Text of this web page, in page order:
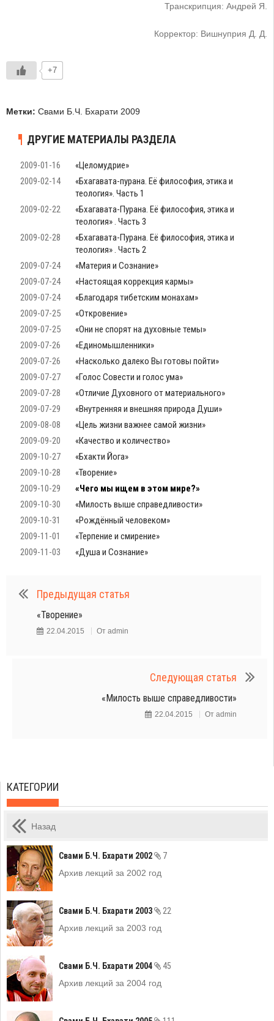
Транскрипция: Андрей Я.
Корректор: Вишнуприя Д. Д.
+7
Метки: Свами Б.Ч. Бхарати 2009
ДРУГИЕ МАТЕРИАЛЫ РАЗДЕЛА
2009-01-16
«Целомудрие»
2009-02-14
«Бхагавата-пурана. Её философия, этика и
теология». Часть 1
2009-02-22
«Бхагавата-Пурана. Её философия, этика и
теология» . Часть 3
2009-02-28
«Бхагавата-Пурана. Её философия, этика и
теология» . Часть 2
2009-07-24
«Материя и Сознание»
2009-07-24
«Настоящая коррекция кармы»
2009-07-24
«Благодаря тибетским монахам»
2009-07-25
«Откровение»
2009-07-25
«Они не спорят на духовные темы»
2009-07-26
«Единомышленники»
2009-07-26
«Насколько далеко Вы готовы пойти»
2009-07-27
«Голос Совести и голос ума»
2009-07-28
«Отличие Духовного от материального»
2009-07-29
«Внутренняя и внешняя природа Души»
2009-08-08
«Цель жизни важнее самой жизни»
2009-09-20
«Качество и количество»
2009-10-27
«Бхакти Йога»
2009-10-28
«Творение»
2009-10-29
«Чего мы ищем в этом мире?»
2009-10-30
«Милость выше справедливости»
2009-10-31
«Рождённый человеком»
2009-11-01
«Терпение и смирение»
2009-11-03
«Душа и Сознание»
Предыдущая статья
«Творение»
22.04.2015 От admin
Следующая статья
«Милость выше справедливости»
22.04.2015 От admin
КАТЕГОРИИ
Назад
Свами Б.Ч. Бхарати 2002
7
Архив лекций за 2002 год
Свами Б.Ч. Бхарати 2003
22
Архив лекций за 2003 год
Свами Б.Ч. Бхарати 2004
45
Архив лекций за 2004 год